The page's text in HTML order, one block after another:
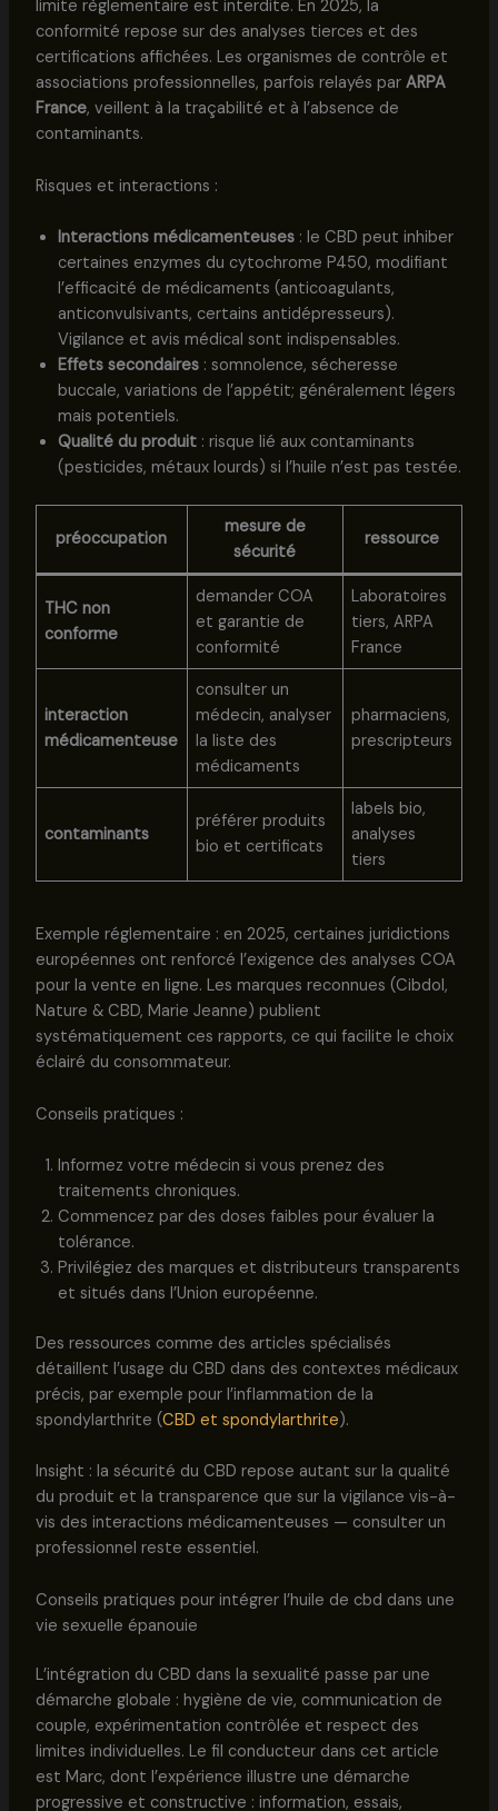
limite règlementaire est interdite. En 2025, la
conformité repose sur des analyses tierces et des
certifications affichées. Les organismes de contrôle et
associations professionnelles, parfois relayés par ARPA
France, veillent à la traçabilité et à l’absence de
contaminants.
Risques et interactions :
Interactions médicamenteuses: le CBD peut inhiber
certaines enzymes du cytochrome P450, modifiant
l’efficacité de médicaments (anticoagulants,
anticonvulsivants, certains antidépresseurs).
Vigilance et avis médical sont indispensables.
Effets secondaires: somnolence, sécheresse
buccale, variations de l’appétit; généralement légers
mais potentiels.
Qualité du produit: risque lié aux contaminants
(pesticides, métaux lourds) si l’huile n’est pas testée.
préoccupation
mesure de
sécurité
ressource
THC non
conforme
demander COA
et garantie de
conformité
Laboratoires
tiers, ARPA
France
interaction
médicamenteuse
consulter un
médecin, analyser
la liste des
médicaments
pharmaciens,
prescripteurs
contaminants
préférer produits
bio et certificats
labels bio,
analyses
tiers
Exemple réglementaire : en 2025, certaines juridictions
européennes ont renforcé l’exigence des analyses COA
pour la vente en ligne. Les marques reconnues (Cibdol,
Nature & CBD, Marie Jeanne) publient
systématiquement ces rapports, ce qui facilite le choix
éclairé du consommateur.
Conseils pratiques :
Informez votre médecin si vous prenez des
traitements chroniques.
Commencez par des doses faibles pour évaluer la
tolérance.
Privilégiez des marques et distributeurs transparents
et situés dans l’Union européenne.
Des ressources comme des articles spécialisés
détaillent l’usage du CBD dans des contextes médicaux
précis, par exemple pour l’inflammation de la
spondylarthrite (CBD et spondylarthrite).
Insight : la sécurité du CBD repose autant sur la qualité
du produit et la transparence que sur la vigilance vis-à-
vis des interactions médicamenteuses — consulter un
professionnel reste essentiel.
Conseils pratiques pour intégrer l’huile de cbd dans une
vie sexuelle épanouie
L’intégration du CBD dans la sexualité passe par une
démarche globale : hygiène de vie, communication de
couple, expérimentation contrôlée et respect des
limites individuelles. Le fil conducteur dans cet article
est Marc, dont l’expérience illustre une démarche
progressive et constructive : information, essais,